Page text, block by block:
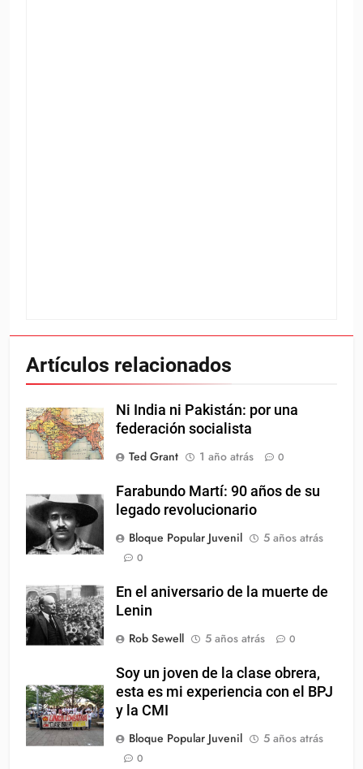
Artículos relacionados
Ni India ni Pakistán: por una
federación socialista
Ted Grant
1 año atrás 0
Farabundo Martí: 90 años de su
legado revolucionario
Bloque Popular Juvenil
5 años atrás
0
En el aniversario de la muerte de
Lenin
Rob Sewell
5 años atrás 0
Soy un joven de la clase obrera,
esta es mi experiencia con el BPJ
y la CMI
Bloque Popular Juvenil
5 años atrás
0